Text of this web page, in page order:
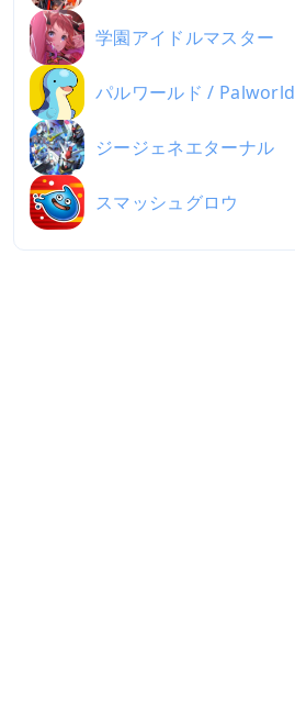
学園アイドルマスター
パルワールド / Palworld
ジージェネエターナル
スマッシュグロウ